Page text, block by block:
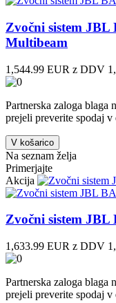
Zvočni sistem JBL
Multibeam
1,544.99 EUR z DDV
Partnerska zaloga blaga
prejeli preverite spodaj v
V košarico
Na seznam želja
Primerjajte
Akcija
Zvočni sistem
1,633.99 EUR z DDV
Partnerska zaloga blaga
prejeli preverite spodaj v